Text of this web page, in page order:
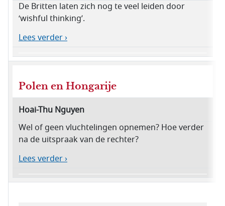
De Britten laten zich nog te veel leiden door
‘wishful thinking’.
Lees verder ›
Polen en Hongarije
Hoai-Thu Nguyen
Wel of geen vluchtelingen opnemen? Hoe verder
na de uitspraak van de rechter?
Lees verder ›